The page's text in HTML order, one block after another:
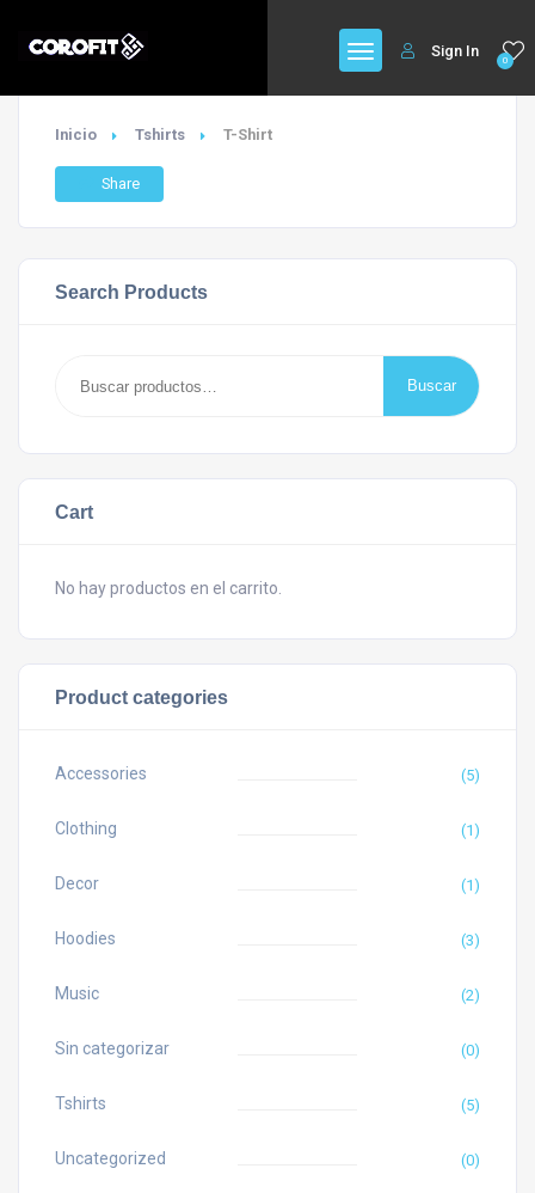
0
Sign In
Inicio Tshirts T-Shirt
Share
Search Products
por:
Buscar
Cart
No hay productos en el carrito.
Product categories
Accessories (5)
Clothing (1)
Decor (1)
Hoodies (3)
Music (2)
Sin categorizar (0)
Tshirts (5)
Uncategorized (0)